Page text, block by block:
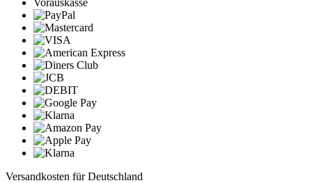
Versandkosten für Deutschland